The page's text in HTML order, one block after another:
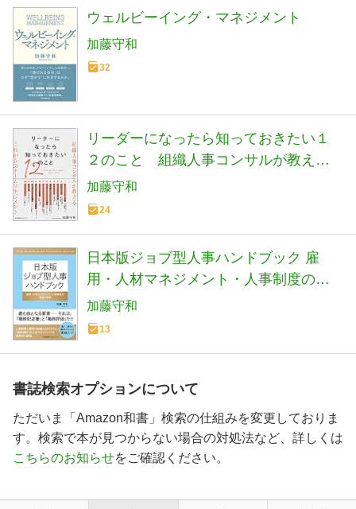
ウェルビーイング・マネジメント
加藤守和
32
リーダーになったら知っておきたい１
２のこと 組織人事コンサルが教える
これからのチームマネジメント
加藤守和
24
日本版ジョブ型人事ハンドブック 雇
用・人材マネジメント・人事制度の理
論と実践
加藤守和
13
書誌検索オプションについて
ただいま「Amazon和書」検索の仕組みを変更しておりま
す。検索で本が見つからない場合の対処法など、詳しくは
こちらのお知らせをご確認ください。